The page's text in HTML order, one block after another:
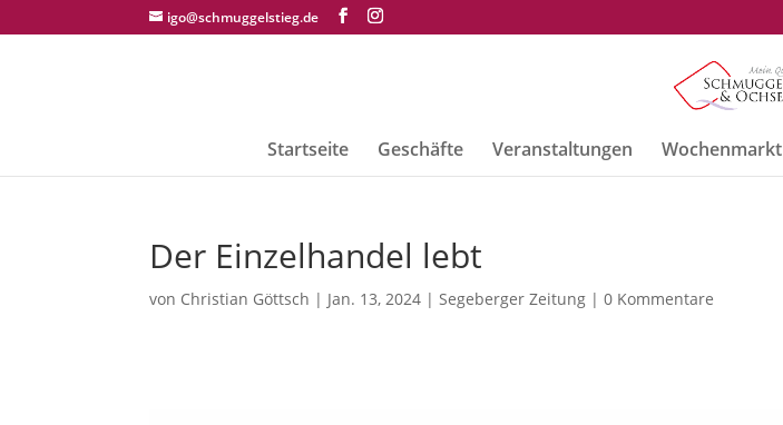
igo@schmuggelstieg.de
Startseite Geschäfte Veranstaltungen Wochenmarkt
Der Einzelhandel lebt
von Christian Göttsch | Jan. 13, 2024 |Segeberger Zeitung |0 Kommentare